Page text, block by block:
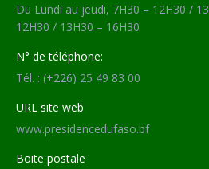
Du Lundi au jeudi, 7H30 – 12H30 /
12H30 / 13H30 – 16H30
N° de téléphone:
Tél. : (+226) 25 49 83 00
URL site web
www.presidencedufaso.bf
Boite postale